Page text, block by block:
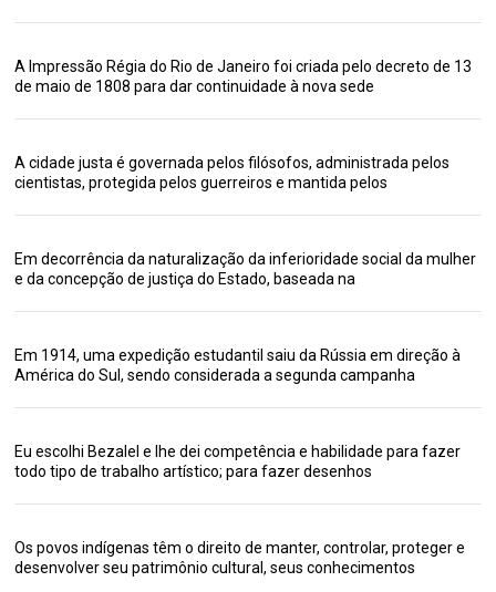
A Impressão Régia do Rio de Janeiro foi criada pelo decreto de 13
de maio de 1808 para dar continuidade à nova sede
A cidade justa é governada pelos filósofos, administrada pelos
cientistas, protegida pelos guerreiros e mantida pelos
Em decorrência da naturalização da inferioridade social da mulher
e da concepção de justiça do Estado, baseada na
Em 1914, uma expedição estudantil saiu da Rússia em direção à
América do Sul, sendo considerada a segunda campanha
Eu escolhi Bezalel e lhe dei competência e habilidade para fazer
todo tipo de trabalho artístico; para fazer desenhos
Os povos indígenas têm o direito de manter, controlar, proteger e
desenvolver seu patrimônio cultural, seus conhecimentos